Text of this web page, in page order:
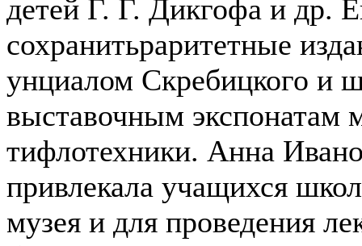
детей Г. Г. Дикгофа и др.
сохранитьраритетные
унциалом Скребицкого и
выставочным экспонатам
тифлотехники. Анна
привлекала учащихся
музея и для проведения